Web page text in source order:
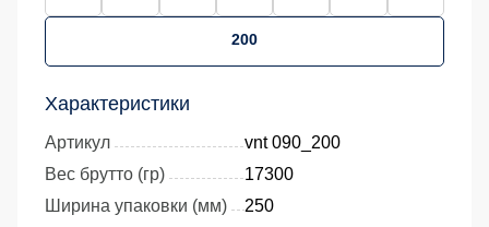
200
Характеристики
Артикул
vnt 090_200
Вес брутто (гр)
17300
Ширина упаковки (мм)
250